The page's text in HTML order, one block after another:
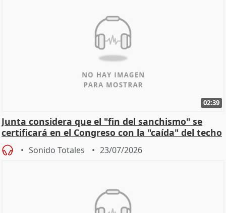
02:39
Junta considera que el "fin del sanchismo" se
certificará en el Congreso con la "caída" del techo
de
Sonido Totales 23/07/2026